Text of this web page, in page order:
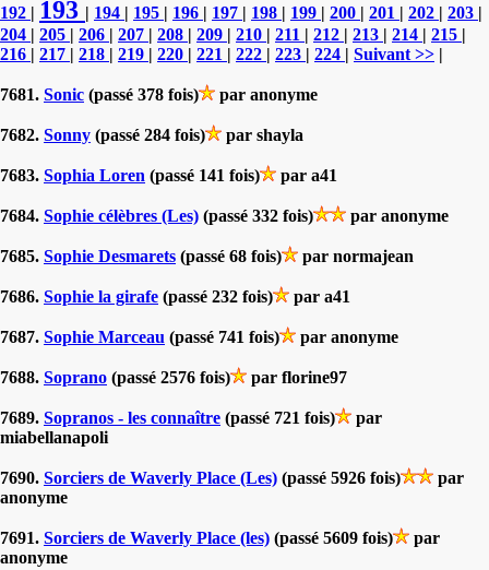
192 | 193 | 194 | 195 | 196 | 197 | 198 | 199 | 200 | 201 | 202 | 203 |
204 | 205 | 206 | 207 | 208 | 209 | 210 | 211 | 212 | 213 | 214 | 215 |
216 | 217 | 218 | 219 | 220 | 221 | 222 | 223 | 224 | Suivant >> |
7681. Sonic (passé 378 fois) par anonyme
7682. Sonny (passé 284 fois) par shayla
7683. Sophia Loren (passé 141 fois) par a41
7684. Sophie célèbres (Les) (passé 332 fois) par anonyme
7685. Sophie Desmarets (passé 68 fois) par normajean
7686. Sophie la girafe (passé 232 fois) par a41
7687. Sophie Marceau (passé 741 fois) par anonyme
7688. Soprano (passé 2576 fois) par florine97
7689. Sopranos - les connaître (passé 721 fois)
par
miabellanapoli
7690. Sorciers de Waverly Place (Les) (passé 5926 fois)
par
anonyme
7691. Sorciers de Waverly Place (les) (passé 5609 fois)
par
anonyme